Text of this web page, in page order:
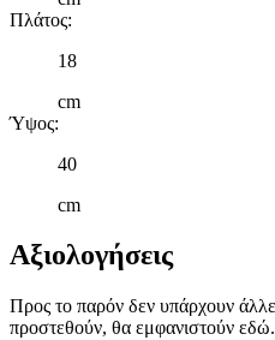
τοποθεσίας μας στους
διαφημίσεων και ανάλυσης.
Πλάτος:
18
cm
Ύψος:
40
cm
Αξιολογήσεις
Προς το παρόν δεν υπάρχουν
προστεθούν, θα εμφανιστούν εδώ.